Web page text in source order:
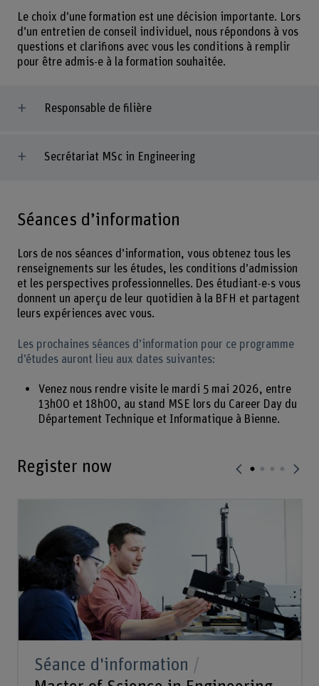
Le choix d’une formation est une décision importante. Lors
d’un entretien de conseil individuel, nous répondons à vos
questions et clarifions avec vous les conditions à remplir
pour être admis-e à la formation souhaitée.
Responsable de filière
Secrétariat MSc in Engineering
Séances d’information
Lors de nos séances d’information, vous obtenez tous les
renseignements sur les études, les conditions d’admission
et les perspectives professionnelles. Des étudiant-e-s vous
donnent un aperçu de leur quotidien à la BFH et partagent
leurs expériences avec vous.
Les prochaines séances d’information pour ce programme
d’études auront lieu aux dates suivantes:
Venez nous rendre visite le mardi 5 mai 2026, entre
13h00 et 18h00, au stand MSE lors du Career Day du
Département Technique et Informatique à Bienne.
Register now
Séance d'information